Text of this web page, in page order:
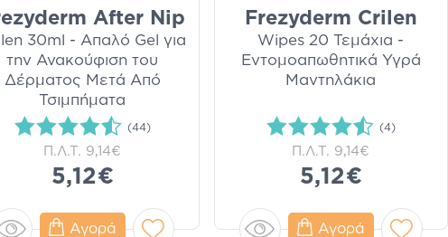
After Nip
30ml - Απαλό Gel για
την Ανακούφιση του
Δέρματος Μετά Από
Τσιμπήματα
(44)
Π.Λ.Τ. 9,14€
5,12€
Αγορά
Frezyderm Crilen
Wipes 20 Τεμάχια -
Εντομοαπωθητικά Υγρά
Μαντηλάκια
(4)
Π.Λ.Τ. 9,14€
5,12€
Αγορά